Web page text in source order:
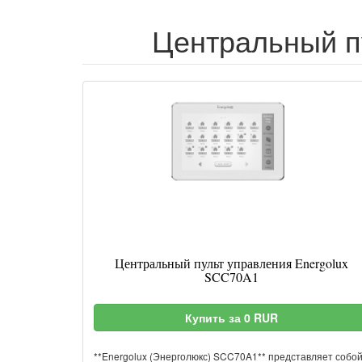
Центральный
Центральный пульт управления Energolux
SCC70A1
Купить за 0 RUR
**Energolux (Энерголюкс) SCC70A1** представляет собой